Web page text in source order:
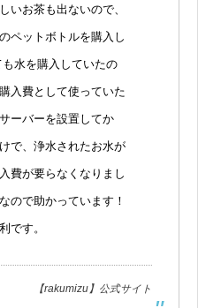
いお茶も出ないので、
ペットボトルを購入し
水を購入していたの
入費として使っていた
ーバーを設置してか
で、浄水されたお水が
費が要らなくなりまし
ので助かっています！
です。
【rakumizu】公式サイト